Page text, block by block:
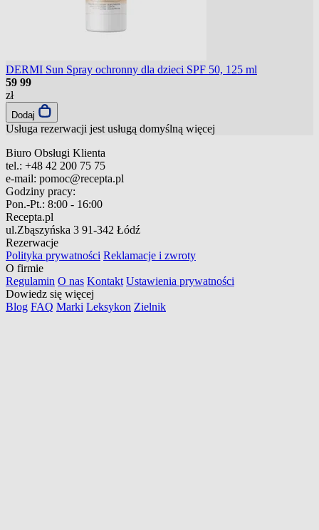
DERMI Sun Spray ochronny dla dzieci SPF 50, 125 ml
59 99
zł
Dodaj
Usługa rezerwacji jest usługą domyślną więcej
Biuro Obsługi Klienta
tel.: +48 42 200 75 75
e-mail: pomoc@recepta.pl
Godziny pracy:
Pon.-Pt.: 8:00 - 16:00
Recepta.pl
ul.Zbąszyńska 3 91-342 Łódź
Rezerwacje
Polityka prywatności Reklamacje i zwroty
O firmie
Regulamin O nas Kontakt Ustawienia prywatności
Dowiedz się więcej
Blog FAQ Marki Leksykon Zielnik